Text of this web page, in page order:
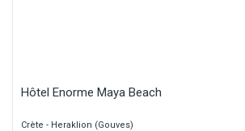
Hôtel Enorme Maya Beach
Crète - Heraklion (Gouves)